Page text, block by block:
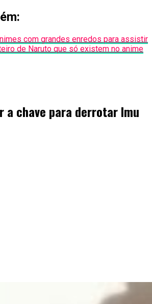
com grandes enredos para assistir
de Naruto que só existem no anime
a chave para derrotar Imu